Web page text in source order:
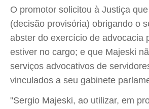
O promotor solicitou à Justiça
(decisão provisória) obrigando o
abster do exercício de advocacia
estiver no cargo; e que Majeski
serviços advocativos de
vinculados a seu gabinete
"Sergio Majeski, ao utilizar, em